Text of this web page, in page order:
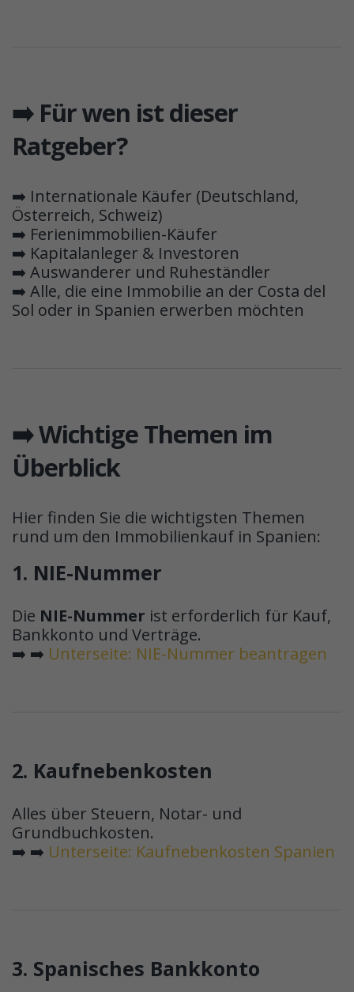
➡️ Für wen ist dieser
Ratgeber?
➡️ Internationale Käufer (Deutschland,
Österreich, Schweiz)
➡️ Ferienimmobilien-Käufer
➡️ Kapitalanleger & Investoren
➡️ Auswanderer und Ruheständler
➡️ Alle, die eine Immobilie an der Costa del
Sol oder in Spanien erwerben möchten
➡️ Wichtige Themen im
Überblick
Hier finden Sie die wichtigsten Themen
rund um den Immobilienkauf in Spanien:
1. NIE-Nummer
Die NIE-Nummer ist erforderlich für Kauf,
Bankkonto und Verträge.
➡️ ➡️ Unterseite: NIE-Nummer beantragen
2. Kaufnebenkosten
Alles über Steuern, Notar- und
Grundbuchkosten.
➡️ ➡️ Unterseite: Kaufnebenkosten Spanien
3. Spanisches Bankkonto